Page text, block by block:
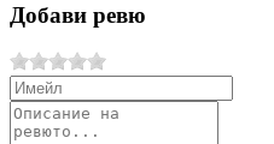
Добави ревю